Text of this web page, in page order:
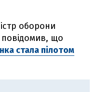
оборони
що
стала пілотом